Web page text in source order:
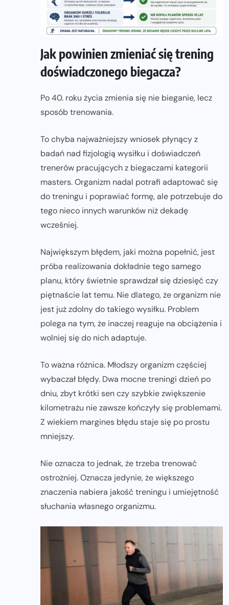
Jak powinien zmieniać się trening
doświadczonego biegacza?
Po 40. roku życia zmienia się nie bieganie, lecz
sposób trenowania.
To chyba najważniejszy wniosek płynący z
badań nad fizjologią wysiłku i doświadczeń
trenerów pracujących z biegaczami kategorii
masters. Organizm nadal potrafi adaptować się
do treningu i poprawiać formę, ale potrzebuje do
tego nieco innych warunków niż dekadę
wcześniej.
Największym błędem, jaki można popełnić, jest
próba realizowania dokładnie tego samego
planu, który świetnie sprawdzał się dziesięć czy
piętnaście lat temu. Nie dlatego, że organizm nie
jest już zdolny do takiego wysiłku. Problem
polega na tym, że inaczej reaguje na obciążenia i
wolniej się do nich adaptuje.
To ważna różnica. Młodszy organizm częściej
wybaczał błędy. Dwa mocne treningi dzień po
dniu, zbyt krótki sen czy szybkie zwiększenie
kilometrażu nie zawsze kończyły się problemami.
Z wiekiem margines błędu staje się po prostu
mniejszy.
Nie oznacza to jednak, że trzeba trenować
ostrożniej. Oznacza jedynie, że większego
znaczenia nabiera jakość treningu i umiejętność
słuchania własnego organizmu.